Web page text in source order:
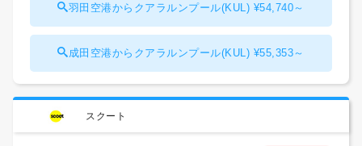
羽田空港からクアラルンプール(KUL) ¥54,740～
成田空港からクアラルンプール(KUL) ¥55,353～
スクート